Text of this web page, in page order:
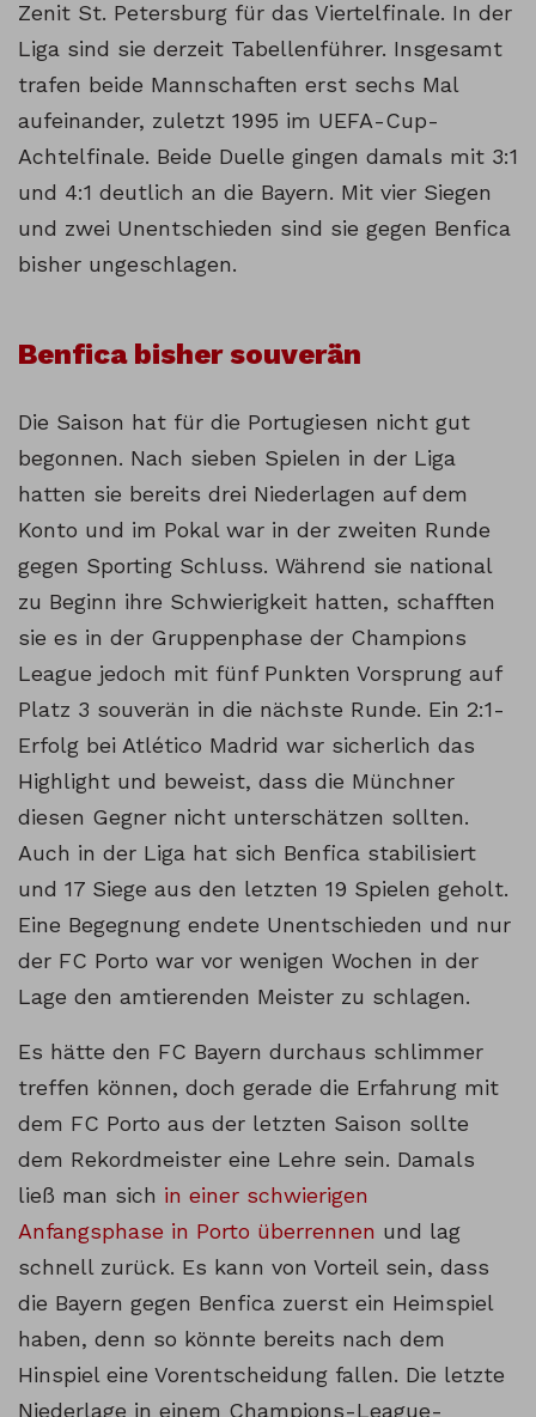
Zenit St. Petersburg für das Viertelfinale. In der
Liga sind sie derzeit Tabellenführer. Insgesamt
trafen beide Mannschaften erst sechs Mal
aufeinander, zuletzt 1995 im UEFA-Cup-
Achtelfinale. Beide Duelle gingen damals mit 3:1
und 4:1 deutlich an die Bayern. Mit vier Siegen
und zwei Unentschieden sind sie gegen Benfica
bisher ungeschlagen.
Benfica bisher souverän
Die Saison hat für die Portugiesen nicht gut
begonnen. Nach sieben Spielen in der Liga
hatten sie bereits drei Niederlagen auf dem
Konto und im Pokal war in der zweiten Runde
gegen Sporting Schluss. Während sie national
zu Beginn ihre Schwierigkeit hatten, schafften
sie es in der Gruppenphase der Champions
League jedoch mit fünf Punkten Vorsprung auf
Platz 3 souverän in die nächste Runde. Ein 2:1-
Erfolg bei Atlético Madrid war sicherlich das
Highlight und beweist, dass die Münchner
diesen Gegner nicht unterschätzen sollten.
Auch in der Liga hat sich Benfica stabilisiert
und 17 Siege aus den letzten 19 Spielen geholt.
Eine Begegnung endete Unentschieden und nur
der FC Porto war vor wenigen Wochen in der
Lage den amtierenden Meister zu schlagen.
Es hätte den FC Bayern durchaus schlimmer
treffen können, doch gerade die Erfahrung mit
dem FC Porto aus der letzten Saison sollte
dem Rekordmeister eine Lehre sein. Damals
ließ man sich in einer schwierigen
Anfangsphase in Porto überrennen und lag
schnell zurück. Es kann von Vorteil sein, dass
die Bayern gegen Benfica zuerst ein Heimspiel
haben, denn so könnte bereits nach dem
Hinspiel eine Vorentscheidung fallen. Die letzte
Niederlage in einem Champions-League-